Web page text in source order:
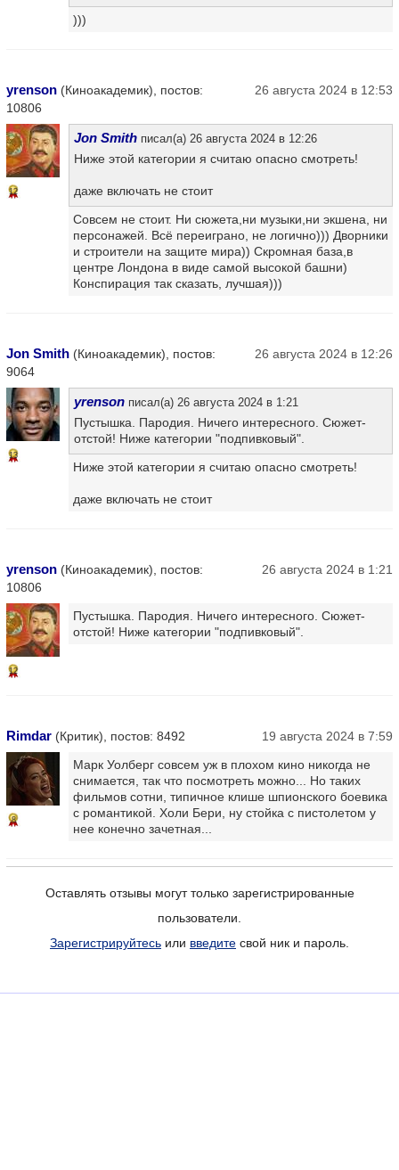
)))
yrenson (Киноакадемик), постов:
10806
26 августа 2024 в 12:53
12
Jon Smith писал(а) 26 августа 2024 в 12:26
Ниже этой категории я считаю опасно смотреть!
даже включать не стоит
Совсем не стоит. Ни сюжета,ни музыки,ни экшена, ни
персонажей. Всё переиграно, не логично))) Дворники
и строители на защите мира)) Скромная база,в
центре Лондона в виде самой высокой башни)
Конспирация так сказать, лучшая)))
Jon Smith (Киноакадемик), постов:
9064
26 августа 2024 в 12:26
13
yrenson писал(а) 26 августа 2024 в 1:21
Пустышка. Пародия. Ничего интересного. Сюжет-
отстой! Ниже категории "подпивковый".
Ниже этой категории я считаю опасно смотреть!
даже включать не стоит
yrenson (Киноакадемик), постов:
10806
26 августа 2024 в 1:21
12
Пустышка. Пародия. Ничего интересного. Сюжет-
отстой! Ниже категории "подпивковый".
Rimdar (Критик), постов: 8492 19 августа 2024 в 7:59
8
Марк Уолберг совсем уж в плохом кино никогда не
снимается, так что посмотреть можно... Но таких
фильмов сотни, типичное клише шпионского боевика
с романтикой. Холи Бери, ну стойка с пистолетом у
нее конечно зачетная...
Оставлять отзывы могут только зарегистрированные
пользователи.
Зарегистрируйтесь или введите свой ник и пароль.